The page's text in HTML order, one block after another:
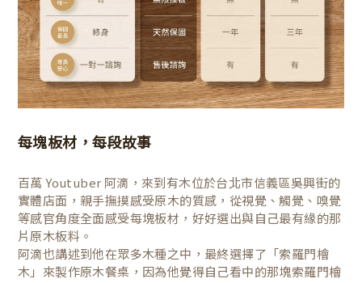
每塊板材，每段故事
百萬 Youtuber 阿滴，來到有木位於台北市信義區吳興街的
實體店面，親手撫摸感受原木的質感，從視覺、觸覺、嗅覺
等感官角度全面感受每塊板材，好好選出與自己最有緣的那
片原木板料。
阿滴也講述到他在眾多木種之中，最終選擇了「索羅門檜
木」來製作原木餐桌，因為他覺得自己看中的那塊索羅門檜